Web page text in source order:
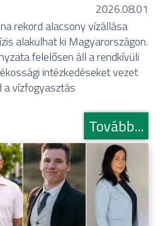
2026.08.01
rekord alacsony vízállása
alakulhat ki Magyarországon.
felelősen áll a rendkívüli
intézkedéseket vezet
a vízfogyasztás
Tovább...